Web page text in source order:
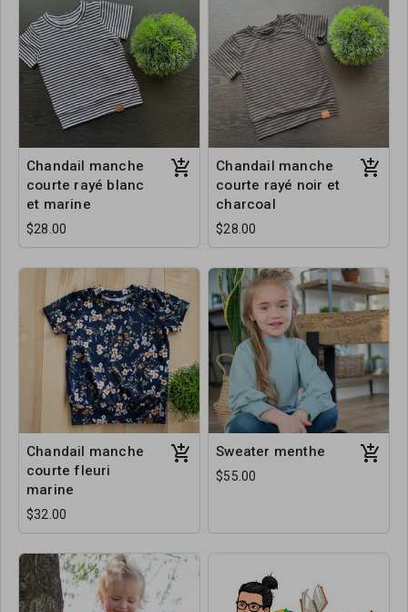
Chandail manche
courte rayé blanc
et marine
$28.00
Chandail manche
courte rayé noir et
charcoal
$28.00
Chandail manche
courte fleuri
marine
$32.00
Sweater menthe
$55.00